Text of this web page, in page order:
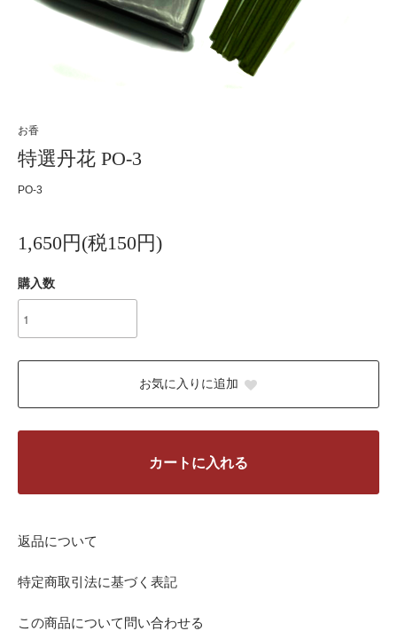
お香
特選丹花 PO-3
PO-3
1,650円(税150円)
購入数
お気に入りに追加
カートに入れる
返品について
特定商取引法に基づく表記
この商品について問い合わせる